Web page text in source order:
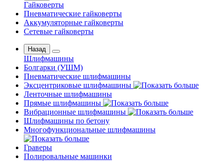
Гайковерты
Пневматические гайковерты
Аккумуляторные гайковерты
Сетевые гайковерты
Назад
Шлифмашины
Бoлгаpки (УШM)
Пневматические шлифмашины
Эксцентриковые шлифмашины
Ленточные шлифмашины
Прямые шлифмашины
Вибрационные шлифмашины
Шлифмашины по бетону
Многофункциональные шлифмашины
Граверы
Полировальные машинки